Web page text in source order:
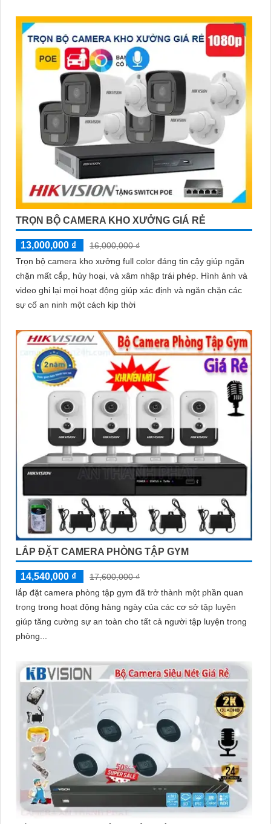
TRỌN BỘ CAMERA KHO XƯỞNG GIÁ RẺ
13,000,000 ₫
16,000,000 ₫
Trọn bộ camera kho xưởng full color đáng tin cậy giúp ngăn
chặn mất cắp, hủy hoại, và xâm nhập trái phép. Hình ảnh và
video ghi lại mọi hoạt động giúp xác định và ngăn chặn các
sự cố an ninh một cách kịp thời
LẮP ĐẶT CAMERA PHÒNG TẬP GYM
14,540,000 ₫
17,600,000 ₫
lắp đặt camera phòng tập gym đã trở thành một phần quan
trọng trong hoạt động hàng ngày của các cơ sở tập luyện
giúp tăng cường sự an toàn cho tất cả người tập luyện trong
phòng...